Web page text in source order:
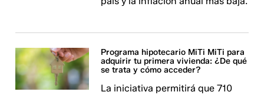
Programa hipotecario MiTi MiTi para
adquirir tu primera vivienda: ¿De qué
se trata y cómo acceder?
La iniciativa permitirá que 710